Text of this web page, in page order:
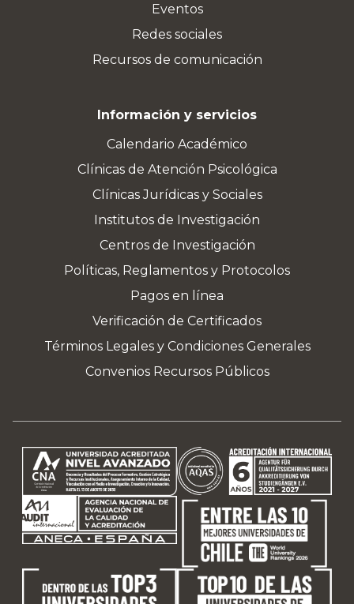
Eventos
Redes sociales
Recursos de comunicación
Información y servicios
Calendario Académico
Clínicas de Atención Psicológica
Clínicas Jurídicas y Sociales
Institutos de Investigación
Centros de Investigación
Políticas, Reglamentos y Protocolos
Pagos en línea
Verificación de Certificados
Términos Legales y Condiciones Generales
Convenios Recursos Públicos